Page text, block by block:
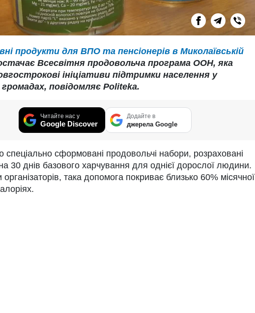
продукти для ВПО та пенсіонерів в Миколаївській
Всесвітня продовольча програма ООН, яка
ініціативи підтримки населення у
повідомляє Politeka.
Читайте нас у
Google Discover
Додайте в
джерела Google
спеціально сформовані продовольчі набори, розраховані
30 днів базового харчування для однієї дорослої людини.
організаторів, така допомога покриває близько 60% місячної